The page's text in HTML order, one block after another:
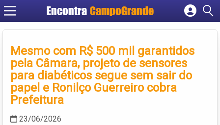
Encontra CampoGrande
Cadastrar empresa
Criar conta
Mesmo com R$ 500 mil garantidos
pela Câmara, projeto de sensores
para diabéticos segue sem sair do
papel e Ronilço Guerreiro cobra
Prefeitura
23/06/2026